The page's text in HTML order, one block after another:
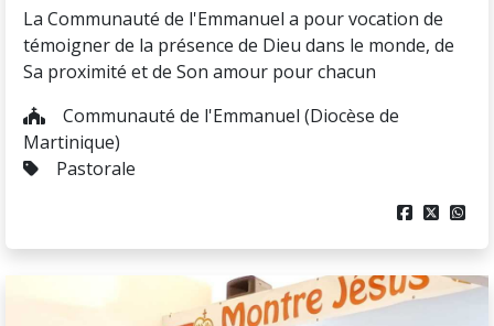
La Communauté de l'Emmanuel a pour vocation de
témoigner de la présence de Dieu dans le monde, de
Sa proximité et de Son amour pour chacun
Communauté de l'Emmanuel (Diocèse de
Martinique)
Pastorale
  